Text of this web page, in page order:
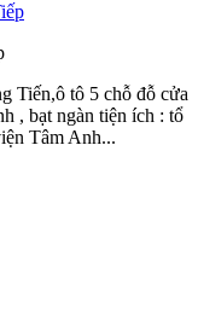
Tiến,ô tô 5 chỗ đỗ cửa
, bạt ngàn tiện ích : tổ
Tâm Anh...